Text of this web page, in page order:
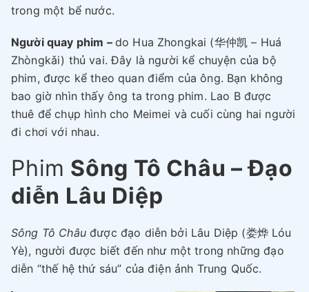
trong một bể nước.
Người quay phim – do Hua Zhongkai (华仲凯 – Huá
Zhòngkǎi) thủ vai. Đây là người kể chuyện của bộ
phim, được kể theo quan điểm của ông. Bạn không
bao giờ nhìn thấy ông ta trong phim. Lao B được
thuê để chụp hình cho Meimei và cuối cùng hai người
đi chơi với nhau.
Phim Sông Tô Châu – Đạo
diễn Lâu Diệp
Sông Tô Châuđược đạo diễn bởi Lâu Diệp (娄烨 Lóu
Yè), người được biết đến như một trong những đạo
diễn “thế hệ thứ sáu” của điện ảnh Trung Quốc.